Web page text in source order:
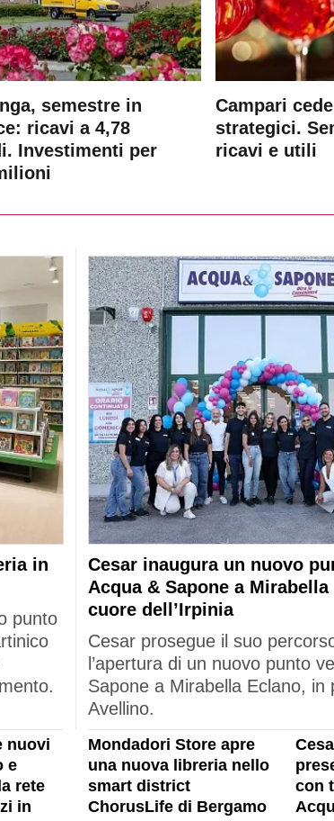
semestre in
ricavi a 4,78
Investimenti per
Campari
strategici.
ricavi e utili
in
punto
Cesar inaugura un nuovo
Acqua & Sapone a Mirabella
cuore dell’Irpinia
Cesar prosegue il suo
l’apertura di un nuovo punto
Sapone a Mirabella Eclano, in
Avellino.
nuovi
e
rete
in
Mondadori Store apre
una nuova libreria nello
smart district
ChorusLife di Bergamo
con